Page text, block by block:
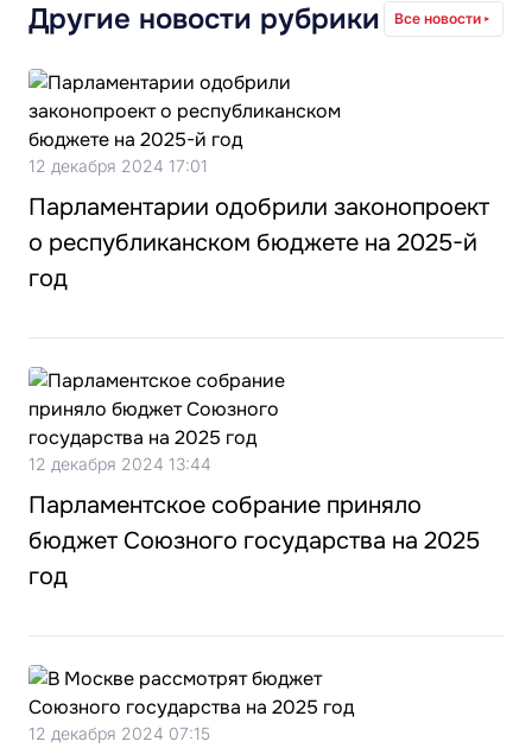
Другие новости рубрики Все новости
12 декабря 2024 17:01
Парламентарии одобрили законопроект
о республиканском бюджете на 2025-й
год
12 декабря 2024 13:44
Парламентское собрание приняло
бюджет Союзного государства на 2025
год
12 декабря 2024 07:15